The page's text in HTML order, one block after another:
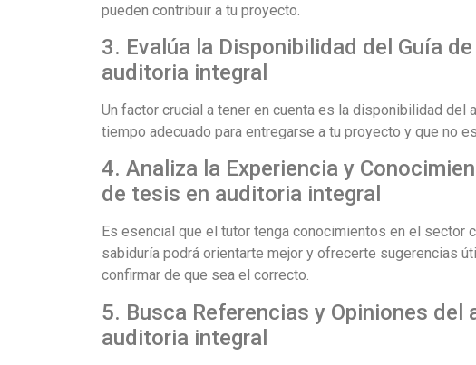
pueden contribuir a tu proyecto.
3. Evalúa la Disponibilidad del Guía
auditoria integral
Un factor crucial a tener en cuenta es la disponibilidad del
tiempo adecuado para entregarse a tu proyecto y que no
4. Analiza la Experiencia y
de tesis en auditoria integral
Es esencial que el tutor tenga conocimientos en el sector
sabiduría podrá orientarte mejor y ofrecerte sugerencias
confirmar de que sea el correcto.
5. Busca Referencias y Opiniones
auditoria integral